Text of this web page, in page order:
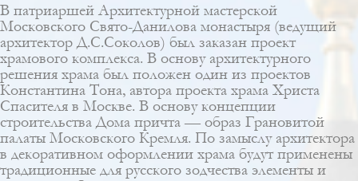
В патриаршей Архитектурной мастерской
Московского Свято-Данилова монастыря (ведущий
архитектор Д.С.Соколов) был заказан проект
храмового комплекса. В основу архитектурного
решения храма был положен один из проектов
Константина Тона, автора проекта храма Христа
Спасителя в Москве. В основу концепции
строительства Дома причта — образ Грановитой
палаты Московского Кремля. По замыслу архитектора
в декоративном оформлении храма будут применены
традиционные для русского зодчества элементы и